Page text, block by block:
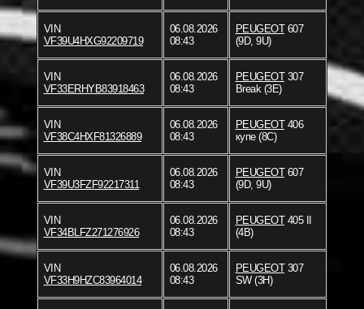
VIN
VF39U4HXG92209719
06.08.2026
08:43
PEUGEOT607
(9D, 9U)
VIN
VF33ERHYB83918463
06.08.2026
08:43
PEUGEOT307
Break (3E)
VIN
VF38C4HXF81326889
06.08.2026
08:43
PEUGEOT406
купе (8C)
VIN
VF39U3FZF92217311
06.08.2026
08:43
PEUGEOT607
(9D, 9U)
VIN
VF34BLFZ271276926
06.08.2026
08:43
PEUGEOT405 II
(4B)
VIN
VF33H9HZC83964014
06.08.2026
08:43
PEUGEOT307
SW (3H)